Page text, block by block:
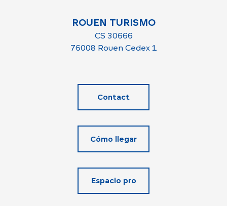
ROUEN TURISMO
CS 30666
76008 Rouen Cedex 1
Contact
Cómo llegar
Espacio pro